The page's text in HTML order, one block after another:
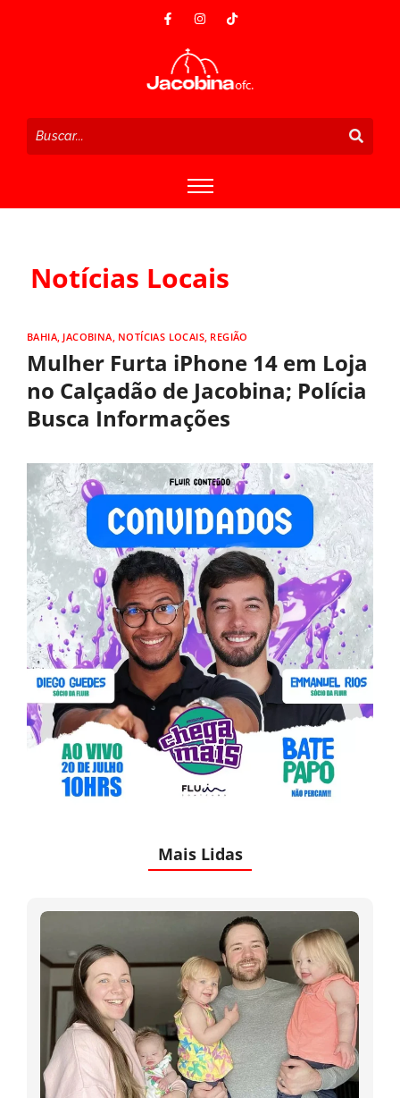
Notícias Locais
BAHIA JACOBINA NOTÍCIAS LOCAIS REGIÃO
Mulher Furta iPhone 14 em Loja
no Calçadão de Jacobina; Polícia
Busca Informações
Mais Lidas